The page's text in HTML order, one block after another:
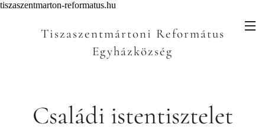
tiszaszentmarton-reformatus.hu
Tiszaszentmártoni Református
Egyházközség
Családi istentisztelet